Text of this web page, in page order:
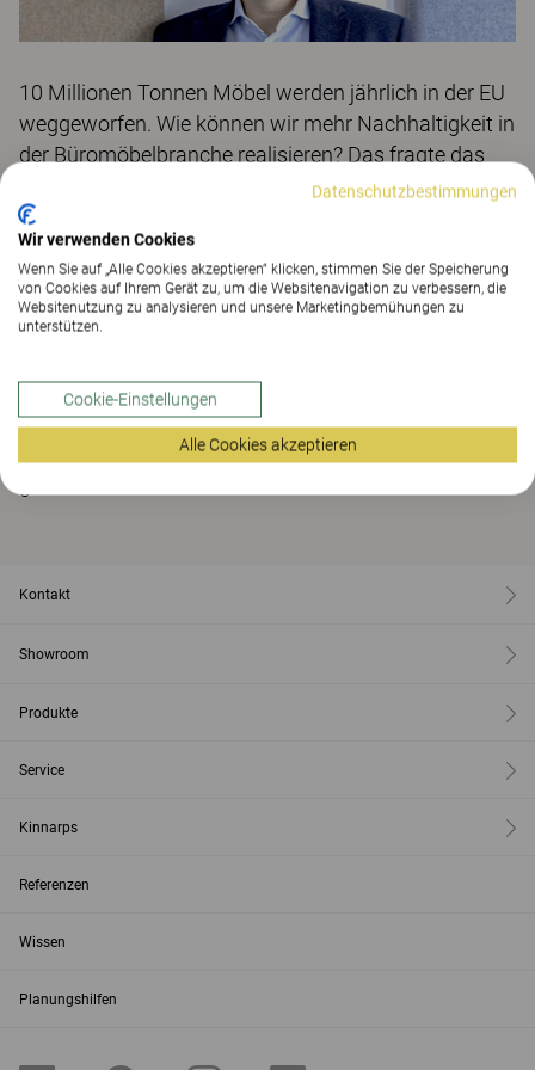
10 Millionen Tonnen Möbel werden jährlich in der EU
weggeworfen. Wie können wir mehr Nachhaltigkeit in
der Büromöbelbranche realisieren? Das fragte das
Architekturmagazin CUBE unseren Kinnarps
Commercial Director Dr. Jens Gebhardt.
Kreislaufwirtschaft allein oder Nachhaltigkeit ohne
Kreisläufe bringen nicht viel. Kinnarps glaubt an eine
nachhaltige Kreislaufwirtschaft, in der
die über einen langen Zeitraum hinweg genutzt
werden können.Dr. Jens Gebhardt erläutert in
diesem CUBE Podcast, wie Kinnarps das
Kontakt
Showroom
Produkte
Service
Kinnarps
Referenzen
Wissen
Planungshilfen
Datenschutzbestimmungen
Wir verwenden Cookies
Wenn Sie auf „Alle Cookies akzeptieren“ klicken, stimmen Sie der Speicherung
von Cookies auf Ihrem Gerät zu, um die Websitenavigation zu verbessern, die
Websitenutzung zu analysieren und unsere Marketingbemühungen zu
unterstützen.
Cookie-Einstellungen
Alle Cookies akzeptieren